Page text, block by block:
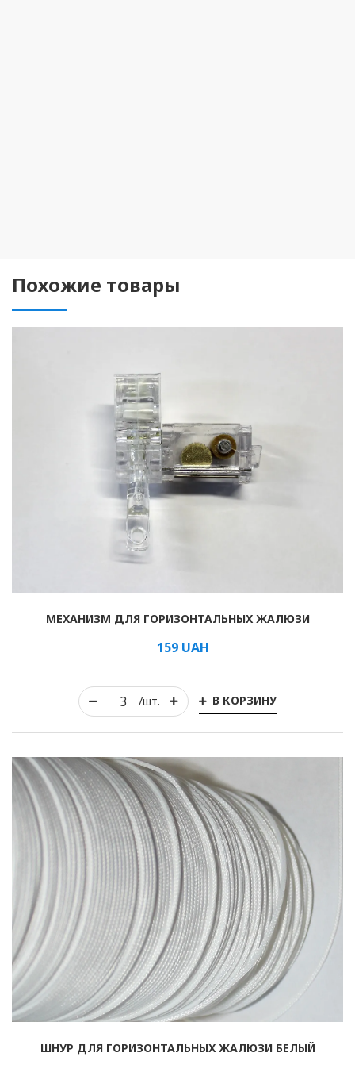
Рулонные
Горизонтальные
Вертикальные
Римские
Похожие товары
/шт. В КОРЗИНУ
МЕХАНИЗМ ДЛЯ ГОРИЗОНТАЛЬНЫХ ЖАЛЮЗИ
159 UAH
ШНУР ДЛЯ ГОРИЗОНТАЛЬНЫХ ЖАЛЮЗИ БЕЛЫЙ